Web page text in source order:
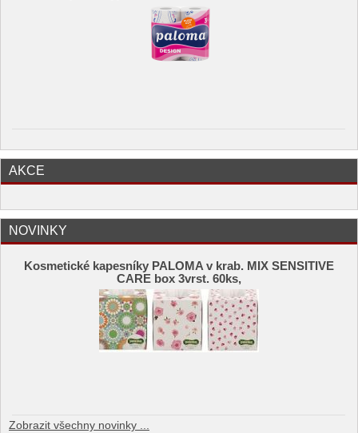
AKCE
NOVINKY
Kosmetické kapesníky PALOMA v krab. MIX SENSITIVE
CARE box 3vrst. 60ks,
Zobrazit všechny novinky ...